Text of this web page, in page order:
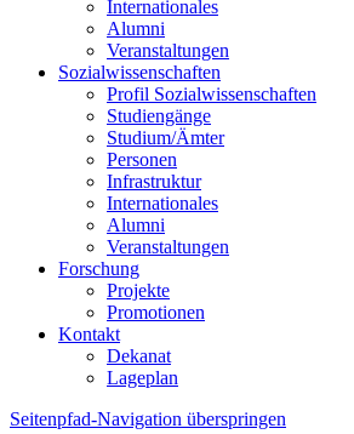
Internationales
Alumni
Veranstaltungen
Sozialwissenschaften
Profil Sozialwissenschaften
Studiengänge
Studium/Ämter
Personen
Infrastruktur
Internationales
Alumni
Veranstaltungen
Forschung
Projekte
Promotionen
Kontakt
Dekanat
Lageplan
Seitenpfad-Navigation überspringen